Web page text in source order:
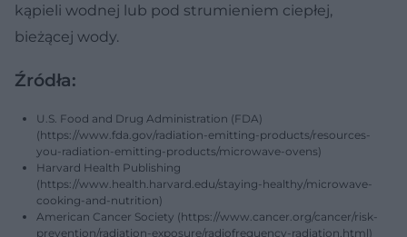
kąpieli wodnej lub pod strumieniem ciepłej,
bieżącej wody.
Źródła:
U.S. Food and Drug Administration (FDA)
(https://www.fda.gov/radiation-emitting-products/resources-
you-radiation-emitting-products/microwave-ovens)
Harvard Health Publishing
(https://www.health.harvard.edu/staying-healthy/microwave-
cooking-and-nutrition)
American Cancer Society (https://www.cancer.org/cancer/risk-
prevention/radiation-exposure/radiofrequency-radiation.html)